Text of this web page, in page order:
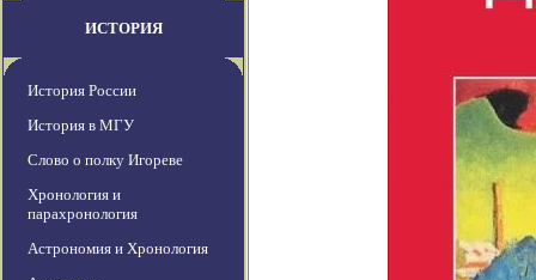
ИСТОРИЯ
История России
История в МГУ
Слово о полку Игореве
Хронология и
парахронология
Астрономия и Хронология